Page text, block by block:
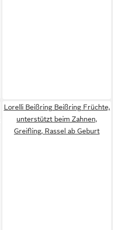
Lorelli Beißring Beißring Früchte,
unterstützt beim Zahnen,
Greifling, Rassel ab Geburt